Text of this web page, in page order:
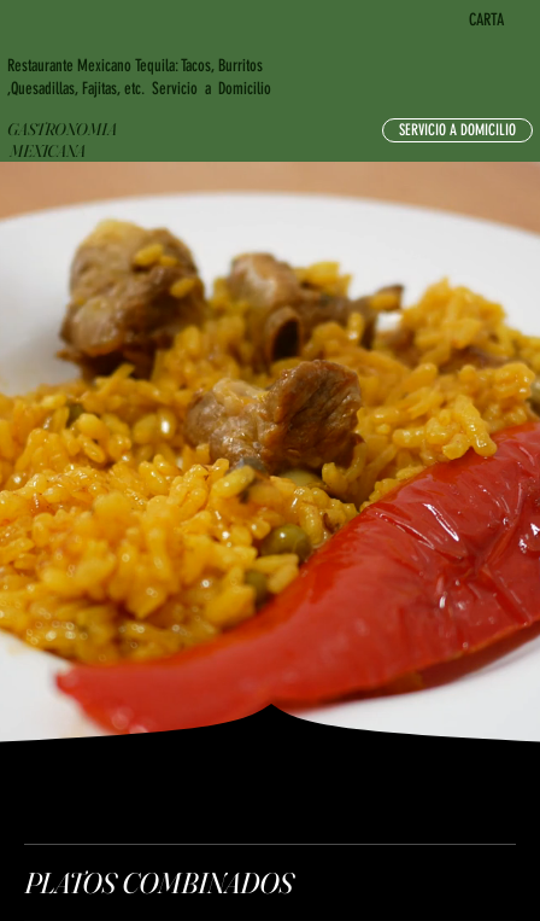
Restaurante Mexicano Tequila: Tacos, Burritos
,Quesadillas, Fajitas, etc. Servicio a Domicilio
CARTA
GASTRONOMIA
MEXICANA
SERVICIO A DOMICILIO
PLATOS COMBINADOS